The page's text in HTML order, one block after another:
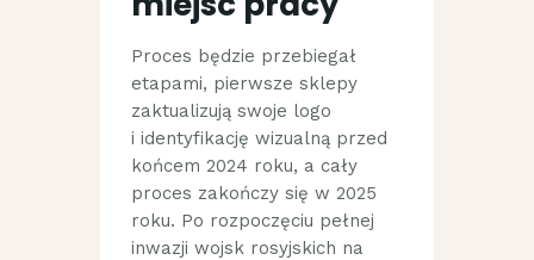
Proces będzie przebiegał
etapami, pierwsze sklepy
zaktualizują swoje logo
i identyfikację wizualną przed
końcem 2024 roku, a cały
proces zakończy się w 2025
roku. Po rozpoczęciu pełnej
inwazji wojsk rosyjskich na